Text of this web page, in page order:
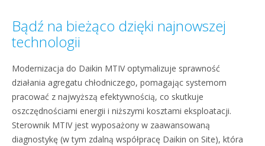
Bądź na bieżąco dzięki najnowszej
technologii
Modernizacja do Daikin MTIV optymalizuje sprawność
działania agregatu chłodniczego, pomagając systemom
pracować z najwyższą efektywnością, co skutkuje
oszczędnościami energii i niższymi kosztami eksploatacji.
Sterownik MTIV jest wyposażony w zaawansowaną
diagnostykę (w tym zdalną współpracę Daikin on Site), która